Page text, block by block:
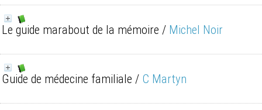
Le guide marabout de la mémoire / Michel Noir
Guide de médecine familiale / C Martyn